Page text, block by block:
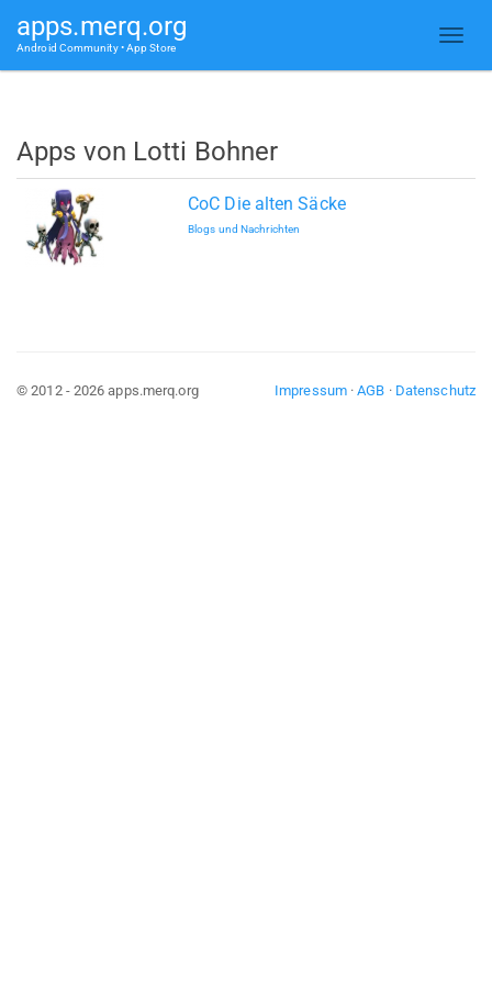
apps.merq.org
Android Community • App Store
Apps von Lotti Bohner
CoC Die alten Säcke
Blogs und Nachrichten
Impressum·AGB · Datenschutz
© 2012 - 2026 apps.merq.org